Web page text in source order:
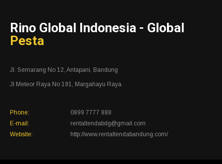
Rino Global Indonesia - Global
Pesta
Jl. Semarang No 12, Antapani, Bandung
Jl Meteor Raya No 191, Margahayu Raya.
Phone:
0899 7777 888
E-mail:
rentaltendabdg@gmail.com
Website:
http://www.rentaltendabandung.com/